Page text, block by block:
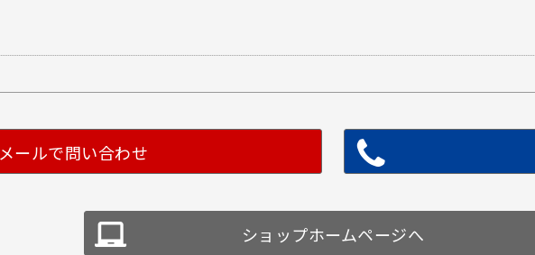
メールで問い合わせ
ショップホームページへ